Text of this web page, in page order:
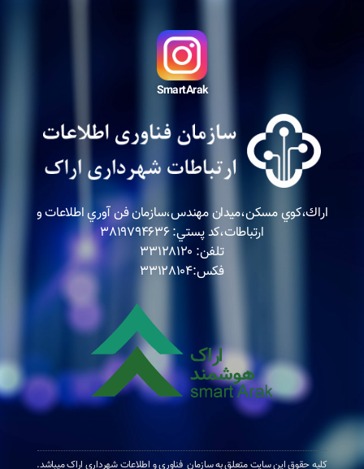
SmartArak
اراك،كوي مسكن،ميدان مهندس،سازمان فن آوري اطلاعات و
ارتباطات،كد پستي: ٣٨١٩٧٩٤٦٣٦
تلفن: ٣٣١٢٨١٢٠
فكس:٣٣١٢٨١٠٤
کلیه حقوق این سایت متعلق به سازمان فناوری و اطلاعات شهرداری اراک میباشد.